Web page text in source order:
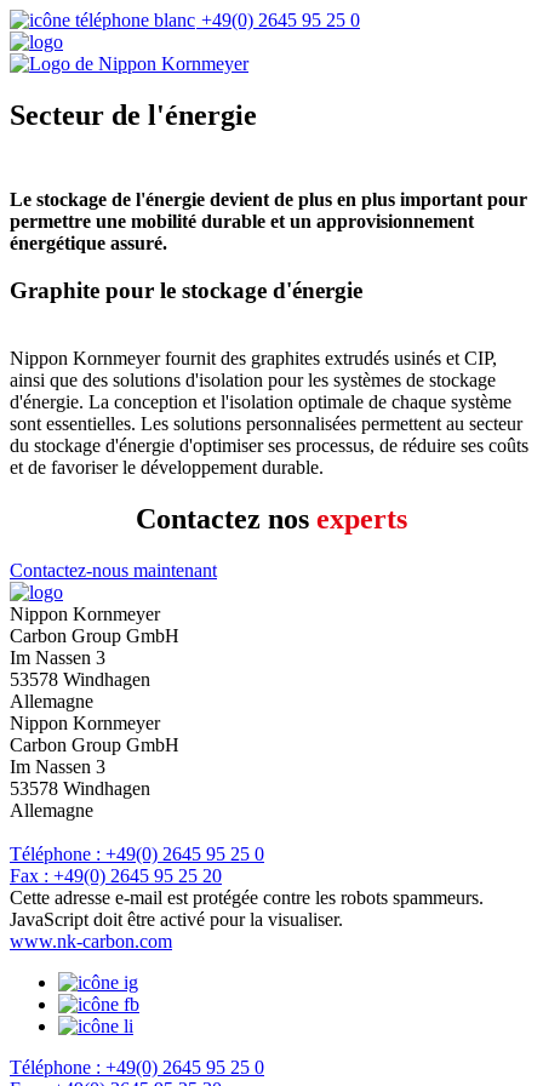
+49(0) 2645 95 25 0
Secteur de l'énergie
Le stockage de l'énergie devient de plus en plus important pour
permettre une mobilité durable et un approvisionnement
énergétique assuré.
Graphite pour le stockage d'énergie
Nippon Kornmeyer fournit des graphites extrudés usinés et CIP,
ainsi que des solutions d'isolation pour les systèmes de stockage
d'énergie. La conception et l'isolation optimale de chaque système
sont essentielles. Les solutions personnalisées permettent au secteur
du stockage d'énergie d'optimiser ses processus, de réduire ses coûts
et de favoriser le développement durable.
Contactez nos experts
Contactez-nous maintenant
nom*
Veuillez entrer votre nom.
Poursuivre
Veuillez entrer votre nom.
téléphone
Veuillez saisir un numéro de téléphone valide (chiffres uniquement).
téléphone*
Veuillez saisir un numéro de téléphone valide (chiffres uniquement).
e-mail*
S'il vous plaît, mettez une adresse email valide.
Nouvelles
Envoyez-nous votre message
Nippon Kornmeyer
Carbon Group GmbH
Im Nassen 3
53578 Windhagen
Allemagne
Nippon Kornmeyer
Carbon Group GmbH
Im Nassen 3
53578 Windhagen
Allemagne
Téléphone : +49(0) 2645 95 25 0
Fax : +49(0) 2645 95 25 20
Cette adresse e-mail est protégée contre les robots spammeurs.
JavaScript doit être activé pour la visualiser.
www.nk-carbon.com
Téléphone : +49(0) 2645 95 25 0